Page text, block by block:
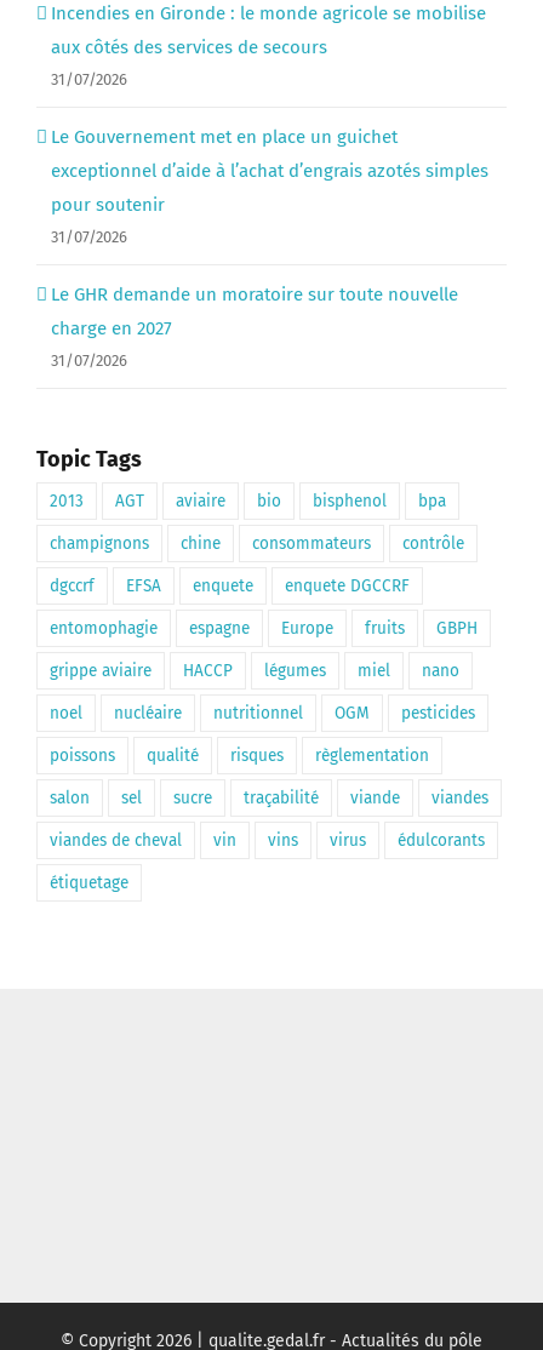
Incendies en Gironde : le monde agricole se mobilise
aux côtés des services de secours
31/07/2026
Le Gouvernement met en place un guichet
exceptionnel d’aide à l’achat d’engrais azotés simples
pour soutenir
31/07/2026
Le GHR demande un moratoire sur toute nouvelle
charge en 2027
31/07/2026
Topic Tags
2013 AGT aviaire bio bisphenol bpa
champignons chine consommateurs contrôle
dgccrf EFSA enquete enquete DGCCRF
entomophagie espagne Europe fruits GBPH
grippe aviaire HACCP légumes miel nano
noel nucléaire nutritionnel OGM pesticides
poissons qualité risques règlementation
salon sel sucre traçabilité viande viandes
viandes de cheval vin vins virus édulcorants
étiquetage
© Copyright 2026 | qualite.gedal.fr - Actualités du pôle